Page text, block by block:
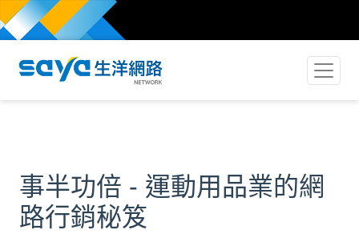
事半功倍 - 運動用品業的網
路行銷秘笈